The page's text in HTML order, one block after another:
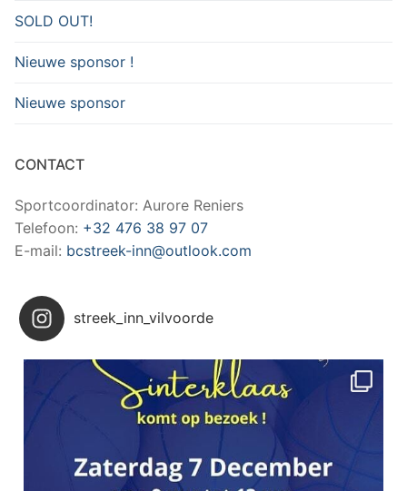
SOLD OUT!
Nieuwe sponsor !
Nieuwe sponsor
CONTACT
Sportcoordinator: Aurore Reniers
Telefoon: +32 476 38 97 07
E-mail: bcstreek-inn@outlook.com
streek_inn_vilvoorde